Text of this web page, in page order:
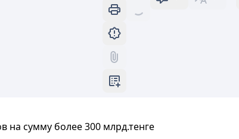
на сумму более 300 млрд.тенге